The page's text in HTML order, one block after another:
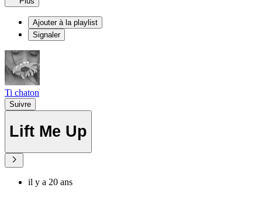
Ajouter à la playlist
Signaler
Ti chaton
Suivre
Lift Me Up
il y a 20 ans